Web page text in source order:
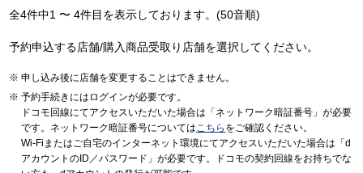
全4件中1 〜 4件目を表示しております。(50音順)
予約申込する店舗/購入商品受取り店舗を選択してください。
申し込み後に店舗を変更することはできません。
予約手続きにはログインが必要です。
ドコモ回線にてアクセスいただいた場合は「ネットワーク暗証番号」が必要
です。ネットワーク暗証番号についてはこちら をご確認ください。
Wi-Fiまたはご自宅のインターネット環境にてアクセスいただいた場合は「d
アカウントのID／パスワード」が必要です。ドコモの契約回線をお持ちでな